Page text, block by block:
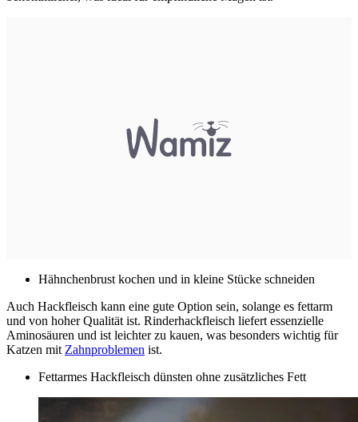
Hähnchenbrust kochen und in kleine Stücke schneiden
Auch Hackfleisch kann eine gute Option sein, solange es fettarm
und von hoher Qualität ist. Rinderhackfleisch liefert essenzielle
Aminosäuren und ist leichter zu kauen, was besonders wichtig für
Katzen mit Zahnproblemen ist.
Fettarmes Hackfleisch dünsten ohne zusätzliches Fett